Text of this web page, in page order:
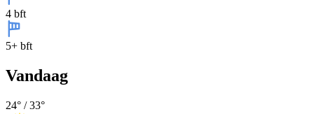
4 bft
5+ bft
Vandaag
24° /33°